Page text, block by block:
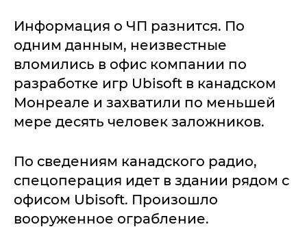
Информация о ЧП разнится. По
одним данным, неизвестные
вломились в офис компании по
разработке игр Ubisoft в канадском
Монреале и захватили по меньшей
мере десять человек заложников.
По сведениям канадского радио,
спецоперация идет в здании рядом с
офисом Ubisoft. Произошло
вооруженное ограбление.